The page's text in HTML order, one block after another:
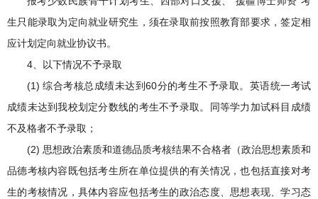
生只能录取为定向就业研究生，须在录取前按照教育部要求，签定相
应计划定向就业协议书。
4、以下情况不予录取
(1) 综合考核总成绩未达到60分的考生不予录取。英语统一考试
成绩未达到我校划定分数线的考生不予录取。同等学力加试科目成绩
不及格者不予录取；
(2) 思想政治素质和道德品质考核结果不合格者（政治思想素质和
品德考核内容既包括考生所在单位提供的有关情况，也包括直接对考
生的考核情况，具体内容应包括考生的政治态度、思想表现、学习态